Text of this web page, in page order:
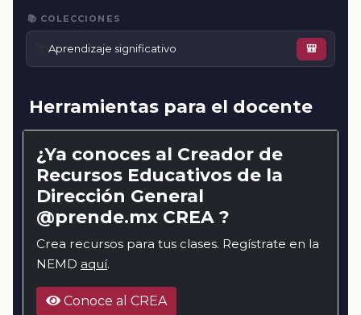
📚 COLECCIONES
📚Aprendizaje significativo 🎒
Herramientas para el docente
¿Ya conoces al Creador de
Recursos Educativos de la
Dirección General
@prende.mx CREA ?
Crea recursos para tus clases. Regístrate en la
NEMD aquí.
Conoce al CREA